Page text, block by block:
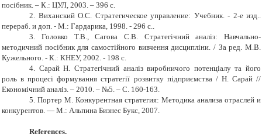
посібник. – К.: ЦУЛ, 2003. – 396 с.
2. Виханский О.С. Стратегическое управление: Учебник. - 2-е изд..
перераб. и доп. - М.: Гардарика, 1998. - 296 с..
3. Головко Т.В., Сагова С.В. Стратегічний аналіз: Навчально-
методичний посібник для самостійного вивчення дисципліни. / За ред. М.В.
Кужельного. - К.: КНЕУ, 2002. - 198 с.
4. Сарай Н. Стратегічний аналіз виробничого потенціалу та його
роль в процесі формування стратегії розвитку підприємства / Н. Сарай //
Економічний аналіз. – 2010. – №5. – С. 160-163.
5. Портер М. Конкурентная стратегия: Методика анализа отраслей и
конкурентов. — М.: Альпина Бизнес Букс, 2007.
References.